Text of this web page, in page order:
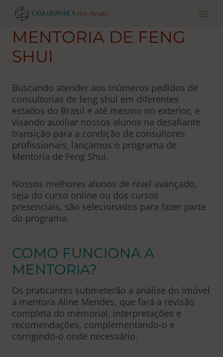
Pular
para
conteúdo
MENTORIA DE FENG
SHUI
Buscando atender aos inúmeros pedidos de
consultorias de feng shui em diferentes
estados do Brasil e até mesmo no exterior, e
visando auxiliar nossos alunos na desafiante
transição para a condição de consultores
profissionais, lançamos o programa de
Mentoria de Feng Shui.
Nossos melhores alunos de nível avançado,
seja do curso online ou dos cursos
presenciais, são selecionados para fazer parte
do programa.
COMO FUNCIONA A
MENTORIA?
Os praticantes submeterão a análise do imóvel
à mentora Aline Mendes, que fará a revisão
completa do memorial, interpretações e
recomendações, complementando-o e
corrigindo-o onde necessário.